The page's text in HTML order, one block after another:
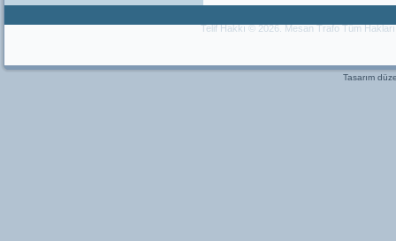
Telif Hakkı © 2026. Mesan Trafo Tüm
Tasarım